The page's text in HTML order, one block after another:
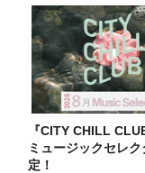
『CITY CHILL
ミュージックセレ
定！